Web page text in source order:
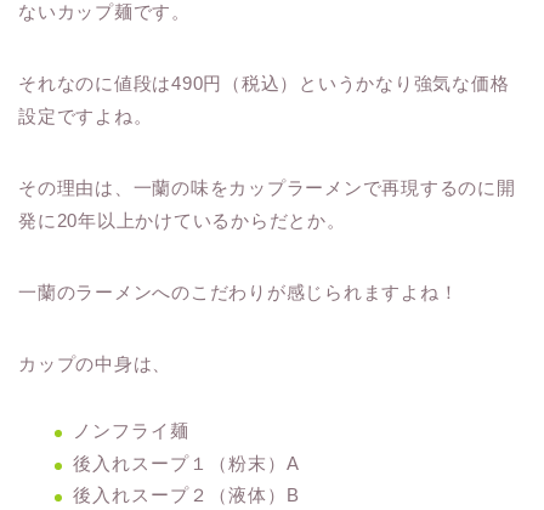
ないカップ麺です。
それなのに値段は490円（税込）というかなり強気な価格
設定ですよね。
その理由は、一蘭の味をカップラーメンで再現するのに開
発に20年以上かけているからだとか。
一蘭のラーメンへのこだわりが感じられますよね！
カップの中身は、
ノンフライ麺
後入れスープ１（粉末）A
後入れスープ２（液体）B